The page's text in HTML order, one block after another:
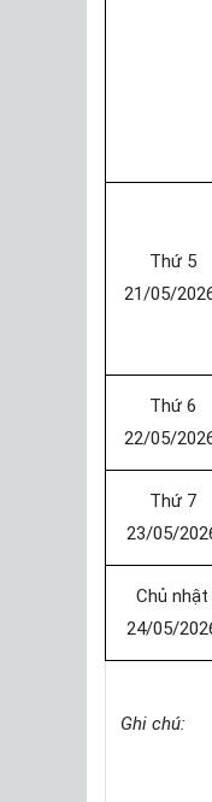
Thứ 5
21/05/
Thứ 6
22/05/
Thứ 7
23/05/
Chủ nhật
24/05/
Ghi chú: